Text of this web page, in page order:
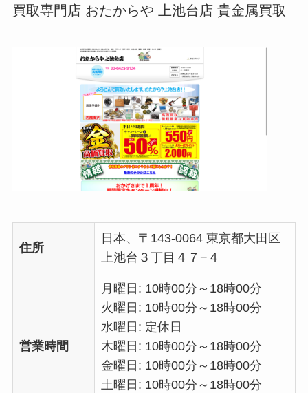
買取専門店 おたからや 上池台店 貴金属買取
住所
日本、〒143-0064 東京都大田区
上池台３丁目４７−４
営業時間
月曜日: 10時00分～18時00分
火曜日: 10時00分～18時00分
水曜日: 定休日
木曜日: 10時00分～18時00分
金曜日: 10時00分～18時00分
土曜日: 10時00分～18時00分